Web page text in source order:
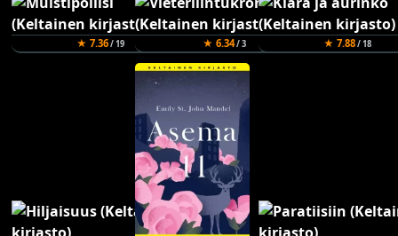
★ 7.36/ 19 ★ 6.34/ 3 ★ 7.88/ 18